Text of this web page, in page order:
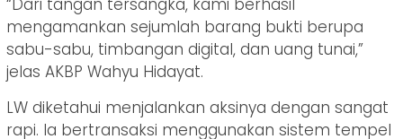
“Dari tangan tersangka, kami berhasil
mengamankan sejumlah barang bukti berupa
sabu-sabu, timbangan digital, dan uang tunai,”
jelas AKBP Wahyu Hidayat.
LW diketahui menjalankan aksinya dengan sangat
rapi. Ia bertransaksi menggunakan sistem tempel